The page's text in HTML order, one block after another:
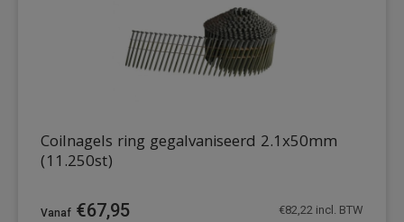
Coilnagels ring gegalvaniseerd 2.1x50mm
(11.250st)
€67,95 €82,22 incl. BTW